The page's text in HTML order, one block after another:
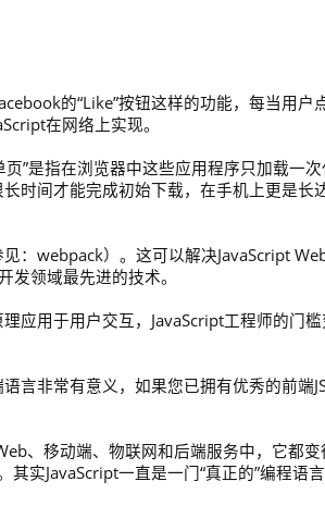
的“Like”按钮这样的功能，每当用户
在网络上实现。
”是指在浏览器中这些应用程序只加载一
时间才能完成初始下载，在手机上更是长
：webpack）。这可以解决JavaScript
领域最先进的技术。
应用于用户交互，JavaScript工程师的门槛
言非常有意义，如果您已拥有优秀的前端
、移动端、物联网和后端服务中，它都变
实JavaScript一直是一门“真正的”编程语言